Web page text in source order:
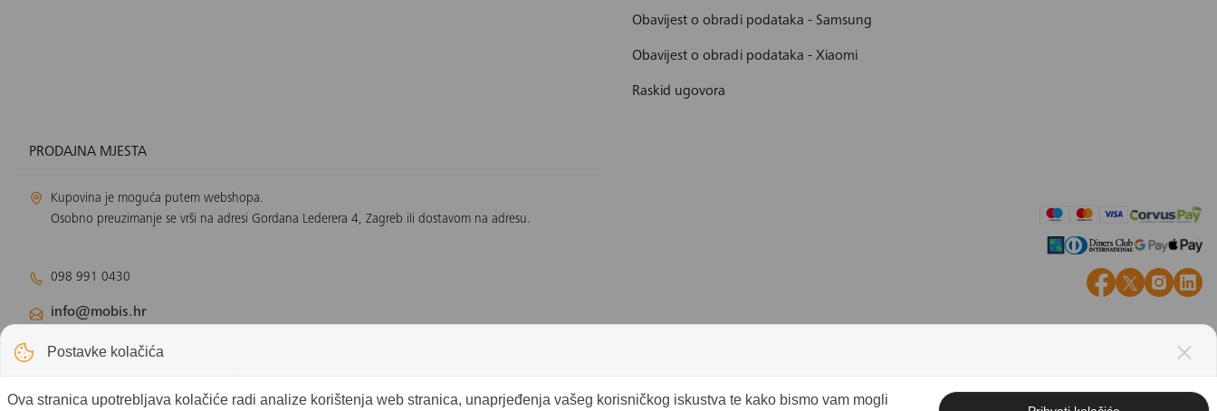
Obavijest o obradi podataka - Samsung
Obavijest o obradi podataka - Xiaomi
Raskid ugovora
PRODAJNA MJESTA
Kupovina je moguća putem webshopa.
Osobno preuzimanje se vrši na adresi Gordana Lederera 4, Zagreb ili dostavom na adresu.
098 991 0430
info@mobis.hr
Odjel klimatizacije:klimatizacija@mobis.hr
Odjel solarnih panela:
Postavke kolačića
Ova stranica upotrebljava kolačiće radi analize korištenja web stranica, unaprjeđenja vašeg korisničkog iskustva te kako bismo vam mogli